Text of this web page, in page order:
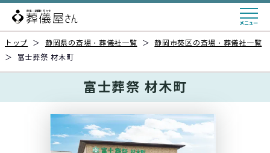
トップ ＞ 静岡県の斎場・葬儀社一覧 ＞
静岡市葵区の斎場・葬儀社一覧
＞
富士葬祭 材木町
富士葬祭 材木町